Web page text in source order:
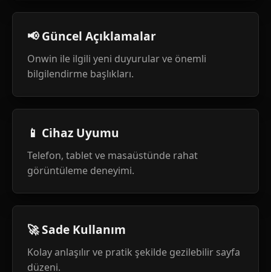
📢 Güncel Açıklamalar
Onwin ile ilgili yeni duyurular ve önemli
bilgilendirme başlıkları.
📱 Cihaz Uyumu
Telefon, tablet ve masaüstünde rahat
görüntüleme deneyimi.
🚀 Sade Kullanım
Kolay anlaşılır ve pratik şekilde gezilebilir sayfa
düzeni.